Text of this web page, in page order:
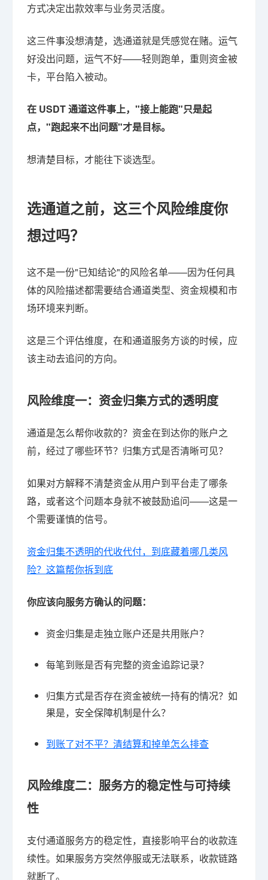
方式决定出款效率与业务灵活度。
这三件事没想清楚，选通道就是凭感觉在赌。运气
好没出问题，运气不好——轻则跑单，重则资金被
卡，平台陷入被动。
在 USDT 通道这件事上，"接上能跑"只是起
点，"跑起来不出问题"才是目标。
想清楚目标，才能往下谈选型。
选通道之前，这三个风险维度你
想过吗？
这不是一份"已知结论"的风险名单——因为任何具
体的风险描述都需要结合通道类型、资金规模和市
场环境来判断。
这是三个评估维度，在和通道服务方谈的时候，应
该主动去追问的方向。
风险维度一：资金归集方式的透明度
通道是怎么帮你收款的？资金在到达你的账户之
前，经过了哪些环节？归集方式是否清晰可见？
如果对方解释不清楚资金从用户到平台走了哪条
路，或者这个问题本身就不被鼓励追问——这是一
个需要谨慎的信号。
资金归集不透明的代收代付，到底藏着哪几类风
险？这篇帮你拆到底
你应该向服务方确认的问题：
资金归集是走独立账户还是共用账户？
每笔到账是否有完整的资金追踪记录？
归集方式是否存在资金被统一持有的情况？如
果是，安全保障机制是什么？
到账了对不平？清结算和掉单怎么排查
风险维度二：服务方的稳定性与可持续
性
支付通道服务方的稳定性，直接影响平台的收款连
续性。如果服务方突然停服或无法联系，收款链路
就断了。